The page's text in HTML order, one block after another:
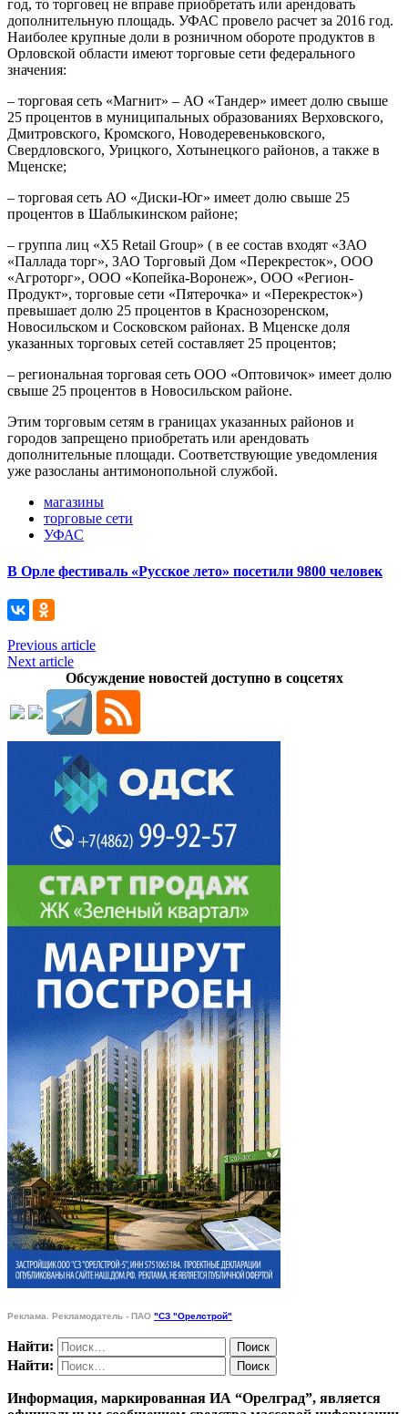
год, то торговец не вправе приобретать или арендовать
дополнительную площадь. УФАС провело расчет за 2016 год.
Наиболее крупные доли в розничном обороте продуктов в
Орловской области имеют торговые сети федерального
значения:
– торговая сеть «Магнит» – АО «Тандер» имеет долю свыше
25 процентов в муниципальных образованиях Верховского,
Дмитровского, Кромского, Новодеревеньковского,
Свердловского, Урицкого, Хотынецкого районов, а также в
Мценске;
– торговая сеть АО «Диски-Юг» имеет долю свыше 25
процентов в Шаблыкинском районе;
– группа лиц «Х5 Retail Group» ( в ее состав входят «ЗАО
«Паллада торг», ЗАО Торговый Дом «Перекресток», ООО
«Агроторг», ООО «Копейка-Воронеж», ООО «Регион-
Продукт», торговые сети «Пятерочка» и «Перекресток»)
превышает долю 25 процентов в Краснозоренском,
Новосильском и Сосковском районах. В Мценске доля
указанных торговых сетей составляет 25 процентов;
– региональная торговая сеть ООО «Оптовичок» имеет долю
свыше 25 процентов в Новосильском районе.
Этим торговым сетям в границах указанных районов и
городов запрещено приобретать или арендовать
дополнительные площади. Соответствующие уведомления
уже разосланы антимонопольной службой.
магазины
торговые сети
УФАС
В Орле фестиваль «Русское лето» посетили 9800 человек
Previous article
Next article
Обсуждение новостей доступно в соцсетях
Реклама. Рекламодатель - ПАО "СЗ "Орелстрой"
Найти:
Найти:
Информация, маркированная ИА “Орелград”, является